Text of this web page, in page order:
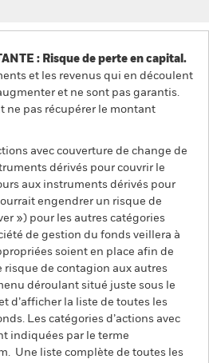
: Risque de perte en capital.
et les revenus qui en découlent
et ne sont pas garantis.
ne pas récupérer le montant
avec couverture de change de
dérivés pour couvrir le
aux instruments dérivés pour
engendrer un risque de
») pour les autres catégories
de gestion du fonds veillera à
soient en place afin de
risque de contagion aux autres
déroulant situé juste sous le
d’afficher la liste de toutes les
Les catégories d’actions avec
indiquées par le terme
Une liste complète de toutes les